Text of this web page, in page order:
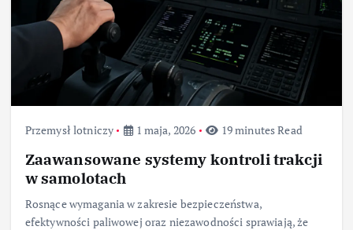
Przemysł lotniczy 1 maja, 2026 19 minutes Read
Zaawansowane systemy kontroli trakcji
w samolotach
Rosnące wymagania w zakresie bezpieczeństwa,
efektywności paliwowej oraz niezawodności sprawiają, że